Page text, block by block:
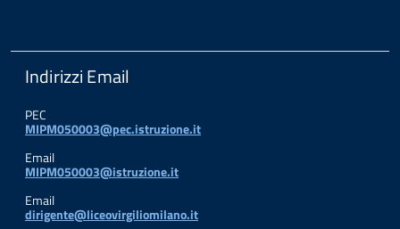
Indirizzi Email
PEC
MIPM050003@pec.istruzione.it
Email
MIPM050003@istruzione.it
Email
dirigente@liceovirgiliomilano.it